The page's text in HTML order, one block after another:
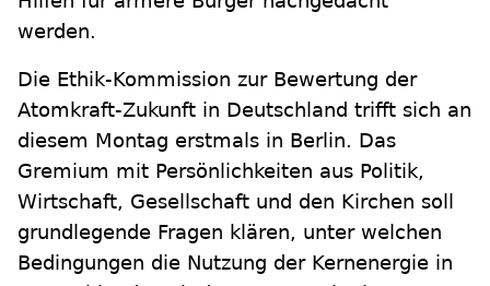
werden.
Die Ethik-Kommission zur Bewertung der
Atomkraft-Zukunft in Deutschland trifft sich an
diesem Montag erstmals in Berlin. Das
Gremium mit Persönlichkeiten aus Politik,
Wirtschaft, Gesellschaft und den Kirchen soll
grundlegende Fragen klären, unter welchen
Bedingungen die Nutzung der Kernenergie in